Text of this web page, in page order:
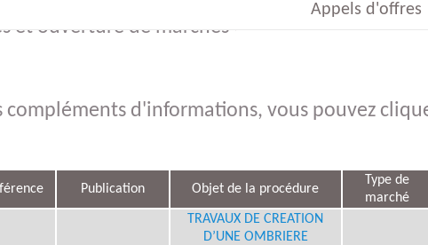
du Directeur
Partenaires Indicateurs
Appels d'offres
et ouverture de marchés >
compléments d'informations, vous pouvez
Publication Objet de la procédure
Type de
marché
TRAVAUX DE CREATION
D’UNE OMBRIERE